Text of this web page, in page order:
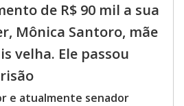
de R$ 90 mil a sua
Mônica Santoro, mãe
velha. Ele passou
e atualmente senador